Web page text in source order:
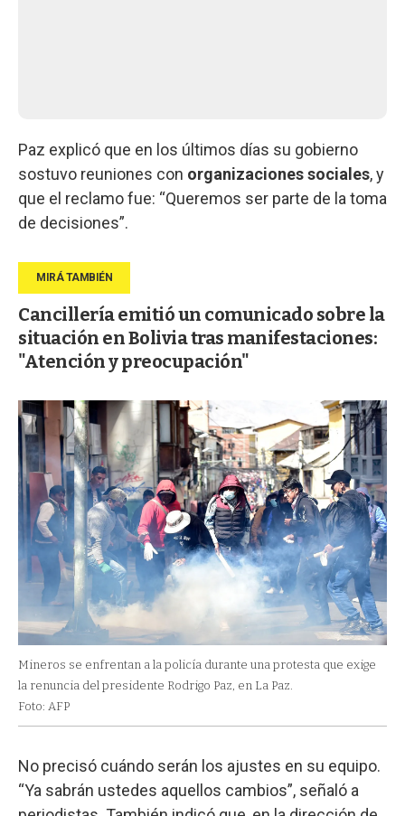
Paz explicó que en los últimos días su gobierno
sostuvo reuniones con organizacionessociales, y
que el reclamo fue: “Queremos ser parte de la toma
de decisiones”.
Cancillería emitió un comunicado sobre la
situación en Bolivia tras manifestaciones:
"Atención y preocupación"
Mineros se enfrentan a la policía durante una protesta que exige
la renuncia del presidente Rodrigo Paz, en La Paz.
Foto: AFP
No precisó cuándo serán los ajustes en su equipo.
“Ya sabrán ustedes aquellos cambios”, señaló a